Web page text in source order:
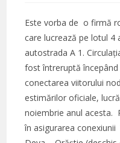
Este vorba de o firmă
care lucrează pe lotul 4
autostrada A 1.
fost întreruptă
conectarea viitorului
estimărilor oficiale,
noiembrie anul acesta.
în asigurarea